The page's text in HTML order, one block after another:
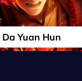
Da Yuan Hun